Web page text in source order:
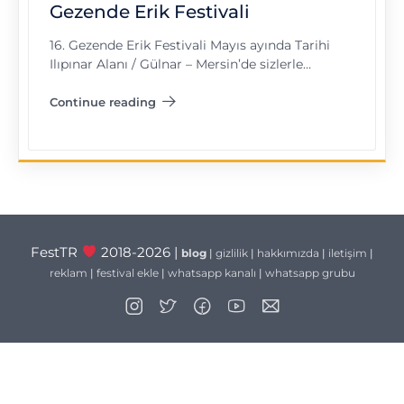
Gezende Erik Festivali
16. Gezende Erik Festivali Mayıs ayında Tarihi
Ilıpınar Alanı / Gülnar – Mersin’de sizlerle…
Continue reading
"Gezende Erik Festivali"
FestTR 2018-2026 | blog| gizlilik| hakkımızda | iletişim |
reklam | festival ekle| whatsapp kanalı | whatsapp grubu